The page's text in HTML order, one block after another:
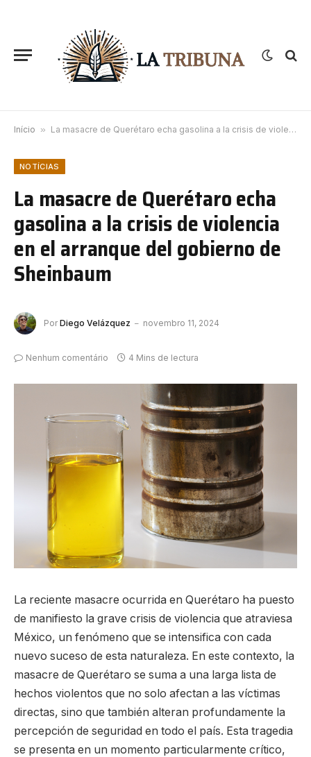
Início » La masacre de Querétaro echa gasolina a la crisis de violencia en el arranque del gobierno de Sheinbaum
NOTÍCIAS
La masacre de Querétaro echa
gasolina a la crisis de violencia
en el arranque del gobierno de
Sheinbaum
Por Diego Velázquez novembro 11, 2024
Nenhum comentário 4 Mins de lectura
La reciente masacre ocurrida en Querétaro ha puesto
de manifiesto la grave crisis de violencia que atraviesa
México, un fenómeno que se intensifica con cada
nuevo suceso de esta naturaleza. En este contexto, la
masacre de Querétaro se suma a una larga lista de
hechos violentos que no solo afectan a las víctimas
directas, sino que también alteran profundamente la
percepción de seguridad en todo el país. Esta tragedia
se presenta en un momento particularmente crítico,